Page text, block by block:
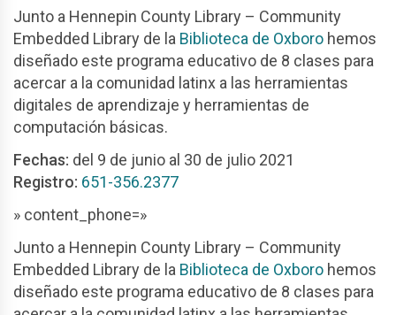
Junto a Hennepin County Library – Community
Embedded Library de la Biblioteca de Oxboro hemos
diseñado este programa educativo de 8 clases para
acercar a la comunidad latinx a las herramientas
digitales de aprendizaje y herramientas de
computación básicas.
Fechas: del 9 de junio al 30 de julio 2021
Registro: 651-356.2377
» content_phone=»
Junto a Hennepin County Library – Community
Embedded Library de la Biblioteca de Oxboro hemos
diseñado este programa educativo de 8 clases para